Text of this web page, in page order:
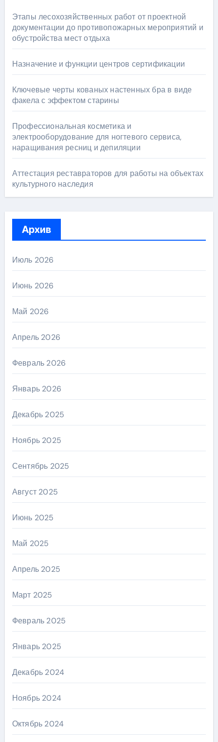
Этапы лесохозяйственных работ от проектной
документации до противопожарных мероприятий и
обустройства мест отдыха
Назначение и функции центров сертификации
Ключевые черты кованых настенных бра в виде
факела с эффектом старины
Профессиональная косметика и
электрооборудование для ногтевого сервиса,
наращивания ресниц и депиляции
Аттестация реставраторов для работы на объектах
культурного наследия
Архив
Июль 2026
Июнь 2026
Май 2026
Апрель 2026
Февраль 2026
Январь 2026
Декабрь 2025
Ноябрь 2025
Сентябрь 2025
Август 2025
Июнь 2025
Май 2025
Апрель 2025
Март 2025
Февраль 2025
Январь 2025
Декабрь 2024
Ноябрь 2024
Октябрь 2024